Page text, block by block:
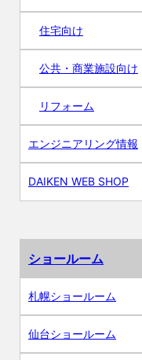
住宅向け
公共・商業施設向け
リフォーム
エンジニアリング情報
DAIKEN WEB SHOP
ショールーム
札幌ショールーム
仙台ショールーム